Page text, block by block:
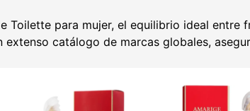
Toilette para mujer, el equilibrio ideal
extenso catálogo de marcas globales,